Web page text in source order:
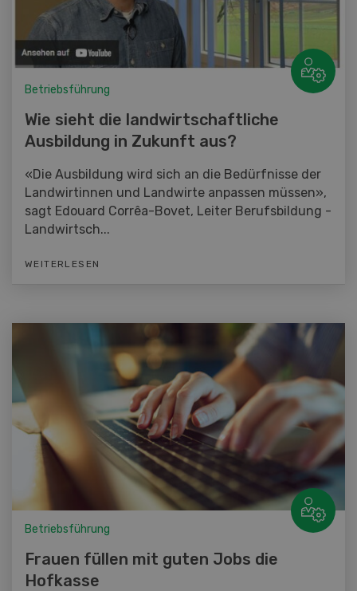
Betriebsführung
Wie sieht die landwirtschaftliche
Ausbildung in Zukunft aus?
«Die Ausbildung wird sich an die Bedürfnisse der
Landwirtinnen und Landwirte anpassen müssen»,
sagt Edouard Corrêa-Bovet, Leiter Berufsbildung ­
Landwirtsch...
WEITERLESEN
Betriebsführung
Frauen füllen mit guten Jobs die
Hofkasse